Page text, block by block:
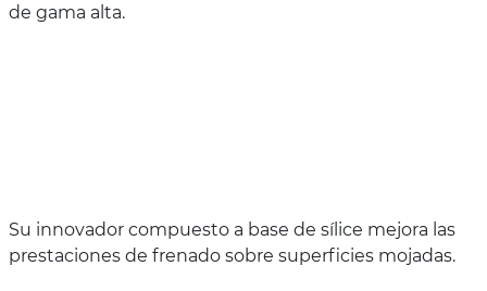
de gama alta.
Su innovador compuesto a base de sílice mejora las
prestaciones de frenado sobre superficies mojadas.